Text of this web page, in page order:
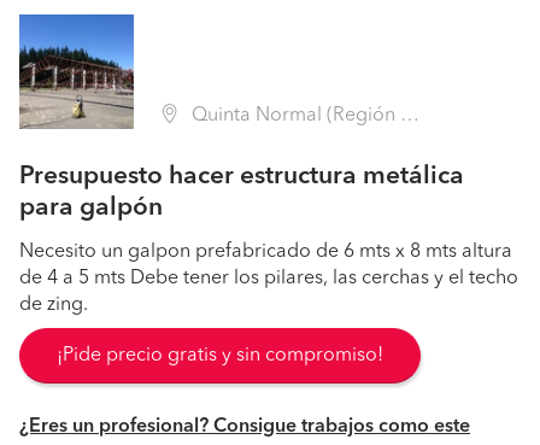
Quinta Normal (Región Metropolitana - Santiago)
Presupuesto hacer estructura metálica
para galpón
Necesito un galpon prefabricado de 6 mts x 8 mts altura
de 4 a 5 mts Debe tener los pilares, las cerchas y el techo
de zing.
¡Pide precio gratis y sin compromiso!
¿Eres un profesional? Consigue trabajos como este